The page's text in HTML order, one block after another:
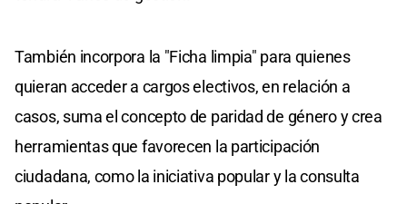
También incorpora la "Ficha limpia" para quienes
quieran acceder a cargos electivos, en relación a
casos, suma el concepto de paridad de género y crea
herramientas que favorecen la participación
ciudadana, como la iniciativa popular y la consulta